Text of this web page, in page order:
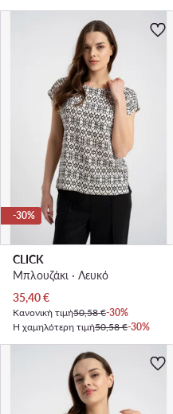
-30%
CLICK
Μπλουζάκι · Λευκό
Τρέχουσα τιμή
35,40€
Κανονική τιμή50,58 €-30%
Η χαμηλότερη τιμή50,58 €-30%